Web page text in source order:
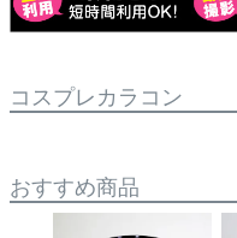
コスプレカラコン
おすすめ商品